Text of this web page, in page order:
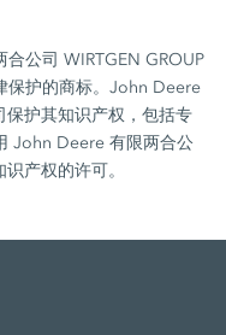
公司 WIRTGEN GROUP
保护的商标。John Deere
保护其知识产权，包括专
John Deere 有限两合公
产权的许可。